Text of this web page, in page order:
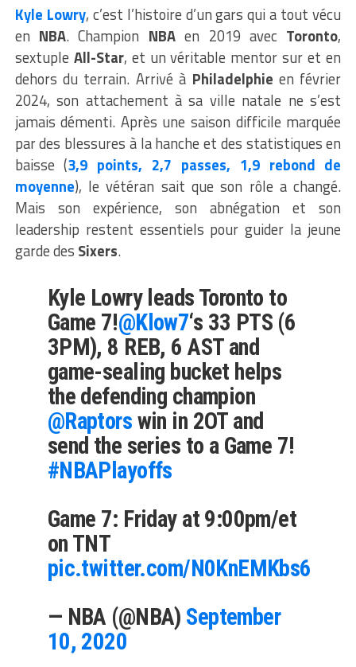
Kyle Lowry, c’est l’histoire d’un gars qui a tout vécu
en NBA. Champion NBAen 2019 avec Toronto,
sextuple All-Star, et un véritable mentor sur et en
dehors du terrain. Arrivé à Philadelphie en février
2024, son attachement à sa ville natale ne s’est
jamais démenti. Après une saison difficile marquée
par des blessures à la hanche et des statistiques en
baisse (3,9 points, 2,7 passes, 1,9 rebond de
moyenne), le vétéran sait que son rôle a changé.
Mais son expérience, son abnégation et son
leadership restent essentiels pour guider la jeune
garde des Sixers.
Kyle Lowry leads Toronto to
Game 7!@Klow7‘s 33 PTS (6
3PM), 8 REB, 6 AST and
game-sealing bucket helps
the defending champion
@Raptors win in 2OT and
send the series to a Game 7!
#NBAPlayoffs
Game 7: Friday at 9:00pm/et
on TNT
pic.twitter.com/N0KnEMKbs6
— NBA (@NBA) September
10, 2020